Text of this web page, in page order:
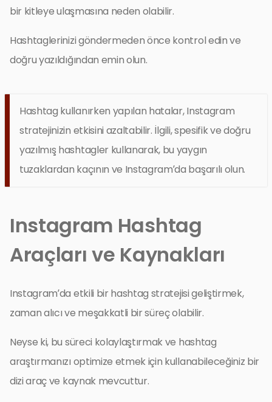
bir kitleye ulaşmasına neden olabilir.
Hashtaglerinizi göndermeden önce kontrol edin ve
doğru yazıldığından emin olun.
Hashtag kullanırken yapılan hatalar, Instagram
stratejinizin etkisini azaltabilir. İlgili, spesifik ve doğru
yazılmış hashtagler kullanarak, bu yaygın
tuzaklardan kaçının ve Instagram’da başarılı olun.
Instagram Hashtag
Araçları ve Kaynakları
Instagram’da etkili bir hashtag stratejisi geliştirmek,
zaman alıcı ve meşakkatli bir süreç olabilir.
Neyse ki, bu süreci kolaylaştırmak ve hashtag
araştırmanızı optimize etmek için kullanabileceğiniz bir
dizi araç ve kaynak mevcuttur.